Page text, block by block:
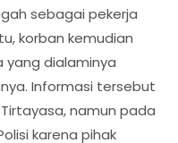
sebagai pekerja
korban kemudian
dialaminya
Informasi tersebut
namun pada
karena pihak